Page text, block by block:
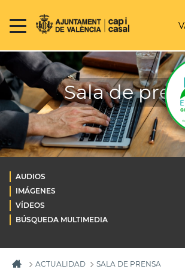
Sala de
AUDIOS
IMÁGENES
VÍDEOS
BÚSQUEDA MULTIMEDIA
ACTUALIDAD
SALA DE PRENSA